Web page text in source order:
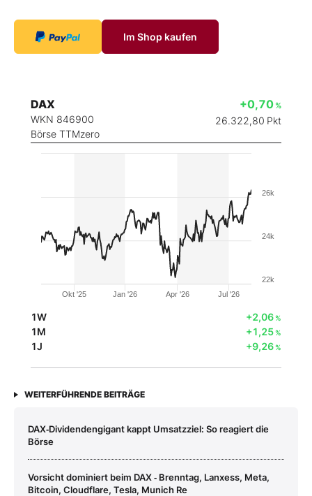
Im Shop kaufen
DAX
WKN 846900
Börse TTMzero
+0,70 %
26.322,80 Pkt
Okt '25 Jan '26 Apr '26 Jul '26
22k
24k
26k
1W +2,06%
1M +1,25%
1J +9,26%
WEITERFÜHRENDE BEITRÄGE
DAX‑Dividendengigant kappt Umsatzziel: So reagiert die
Börse
Vorsicht dominiert beim DAX ‑ Brenntag, Lanxess, Meta,
Bitcoin, Cloudflare, Tesla, Munich Re